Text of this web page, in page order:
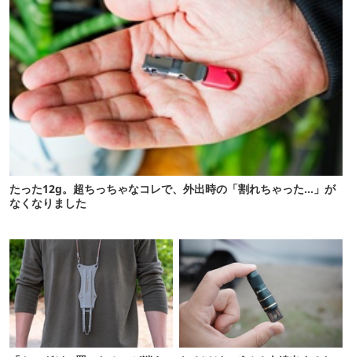
たった12g。超ちっちゃなコレで、外出時の「割れちゃった…」が
なくなりました